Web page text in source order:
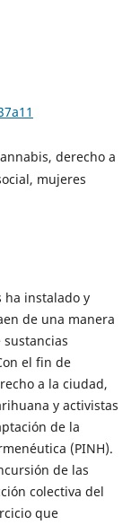
derecho a
mujeres
ha instalado y
de una manera
el fin de
a la ciudad,
y activistas
de la
(PINH).
de las
colectiva del
que